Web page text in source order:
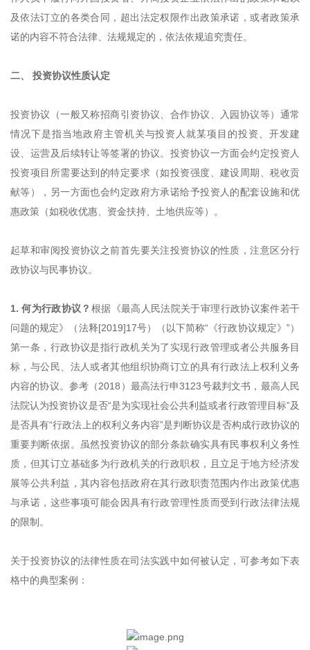
及依法订立的各类合同，超出法定权限作出政策承诺，或者政策承
诺的内容不符合法律、法规规定的，依法依规追究责任。
二、 投资协议性质认定
投资协议（一般又称招商引资协议、合作协议、入园协议等）通常
情况下是指当地政府主管机关与投资人就某项目的投资、开发建
设、运营及后续转让等签署的协议。投资协议一方面会约定投资人
投资项目所需要达到的特定要求（如投资强度、建设周期、税收贡
献等），另一方面也会约定政府方承诺给予投资人的配套设施和优
惠政策（如税收优惠、资金扶持、土地供应等）。
起草和审阅投资协议之前首先要关注投资协议的性质，注意区分行
政协议与民事协议。
1. 何为行政协议？ 根据《最高人民法院关于审理行政协议案件若干
问题的规定》（法释[2019]17号）（以下简称“《行政协议规定》”）
第一条，行政协议是指行政机关为了实现行政管理或者公共服务目
标，与公民、法人或者其他组织协商订立的具有行政法上权利义务
内容的协议。参考（2018）最高法行申3123号裁判文书，最高人民
法院认为投资协议是否“是为实现社会公共利益或者行政管理目标”及
是否具有“行政法上的权利义务内容”是判断协议是否构成行政协议的
重要判断依据。虽然投资协议的部分条款确实具有民事权利义务性
质，但其订立基础多为行政机关的行政职权，且立足于地方经济发
展等公共利益，其内容包括政府在其行政职责范围内作出政策优惠
与承诺，这些事项可能会因具有行政管理性质而受到行政法律法规
的限制。
关于投资协议的法律性质在司法实践中如何被认定，可参考如下表
格中的典型案例：